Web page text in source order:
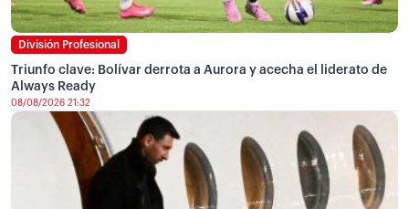
División Profesional
Triunfo clave: Bolívar derrota a Aurora y acecha el liderato de
Always Ready
08/08/2026 21:32